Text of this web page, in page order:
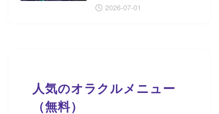
2026-07-01
人気のオラクルメニュー
（無料）